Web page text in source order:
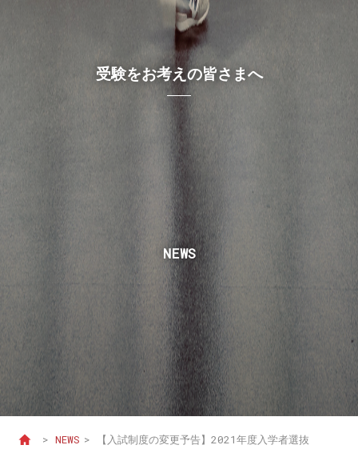
受験をお考えの皆さまへ
NEWS
> NEWS > 【入試制度の変更予告】2021年度入学者選抜